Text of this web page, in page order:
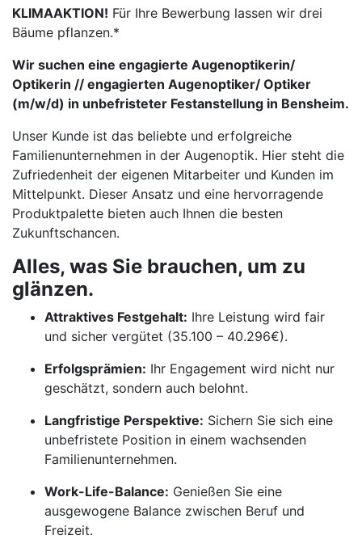
KLIMAAKTION! Für Ihre Bewerbung lassen wir drei
Bäume pflanzen.*
Wir suchen eine engagierte Augenoptikerin/
Optikerin // engagierten Augenoptiker/ Optiker
(m/w/d) in unbefristeter Festanstellung in Bensheim.
Unser Kunde ist das beliebte und erfolgreiche
Familienunternehmen in der Augenoptik. Hier steht die
Zufriedenheit der eigenen Mitarbeiter und Kunden im
Mittelpunkt. Dieser Ansatz und eine hervorragende
Produktpalette bieten auch Ihnen die besten
Zukunftschancen.
Alles, was Sie brauchen, um zu
glänzen.
Attraktives Festgehalt: Ihre Leistung wird fair
und sicher vergütet (35.100 – 40.296€).
Erfolgsprämien: Ihr Engagement wird nicht nur
geschätzt, sondern auch belohnt.
Langfristige Perspektive: Sichern Sie sich eine
unbefristete Position in einem wachsenden
Familienunternehmen.
Work-Life-Balance: Genießen Sie eine
ausgewogene Balance zwischen Beruf und
Freizeit.